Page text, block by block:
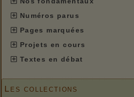
Numéros parus
Pages marquées
Projets en cours
Textes en débat
Les collections